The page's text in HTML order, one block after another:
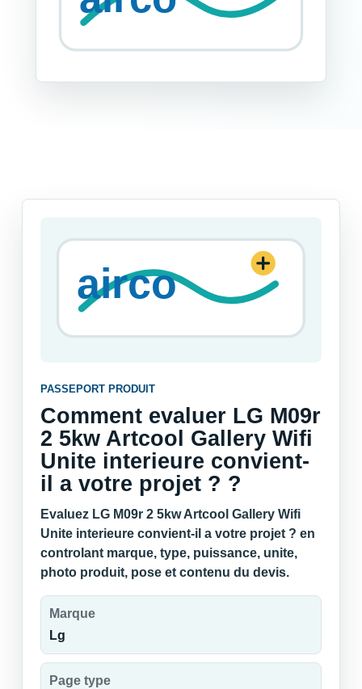
PASSEPORT PRODUIT
Comment evaluer LG M09r
2 5kw Artcool Gallery Wifi
Unite interieure convient-
il a votre projet ? ?
Evaluez LG M09r 2 5kw Artcool Gallery Wifi
Unite interieure convient-il a votre projet ? en
controlant marque, type, puissance, unite,
photo produit, pose et contenu du devis.
Marque
Lg
Page type